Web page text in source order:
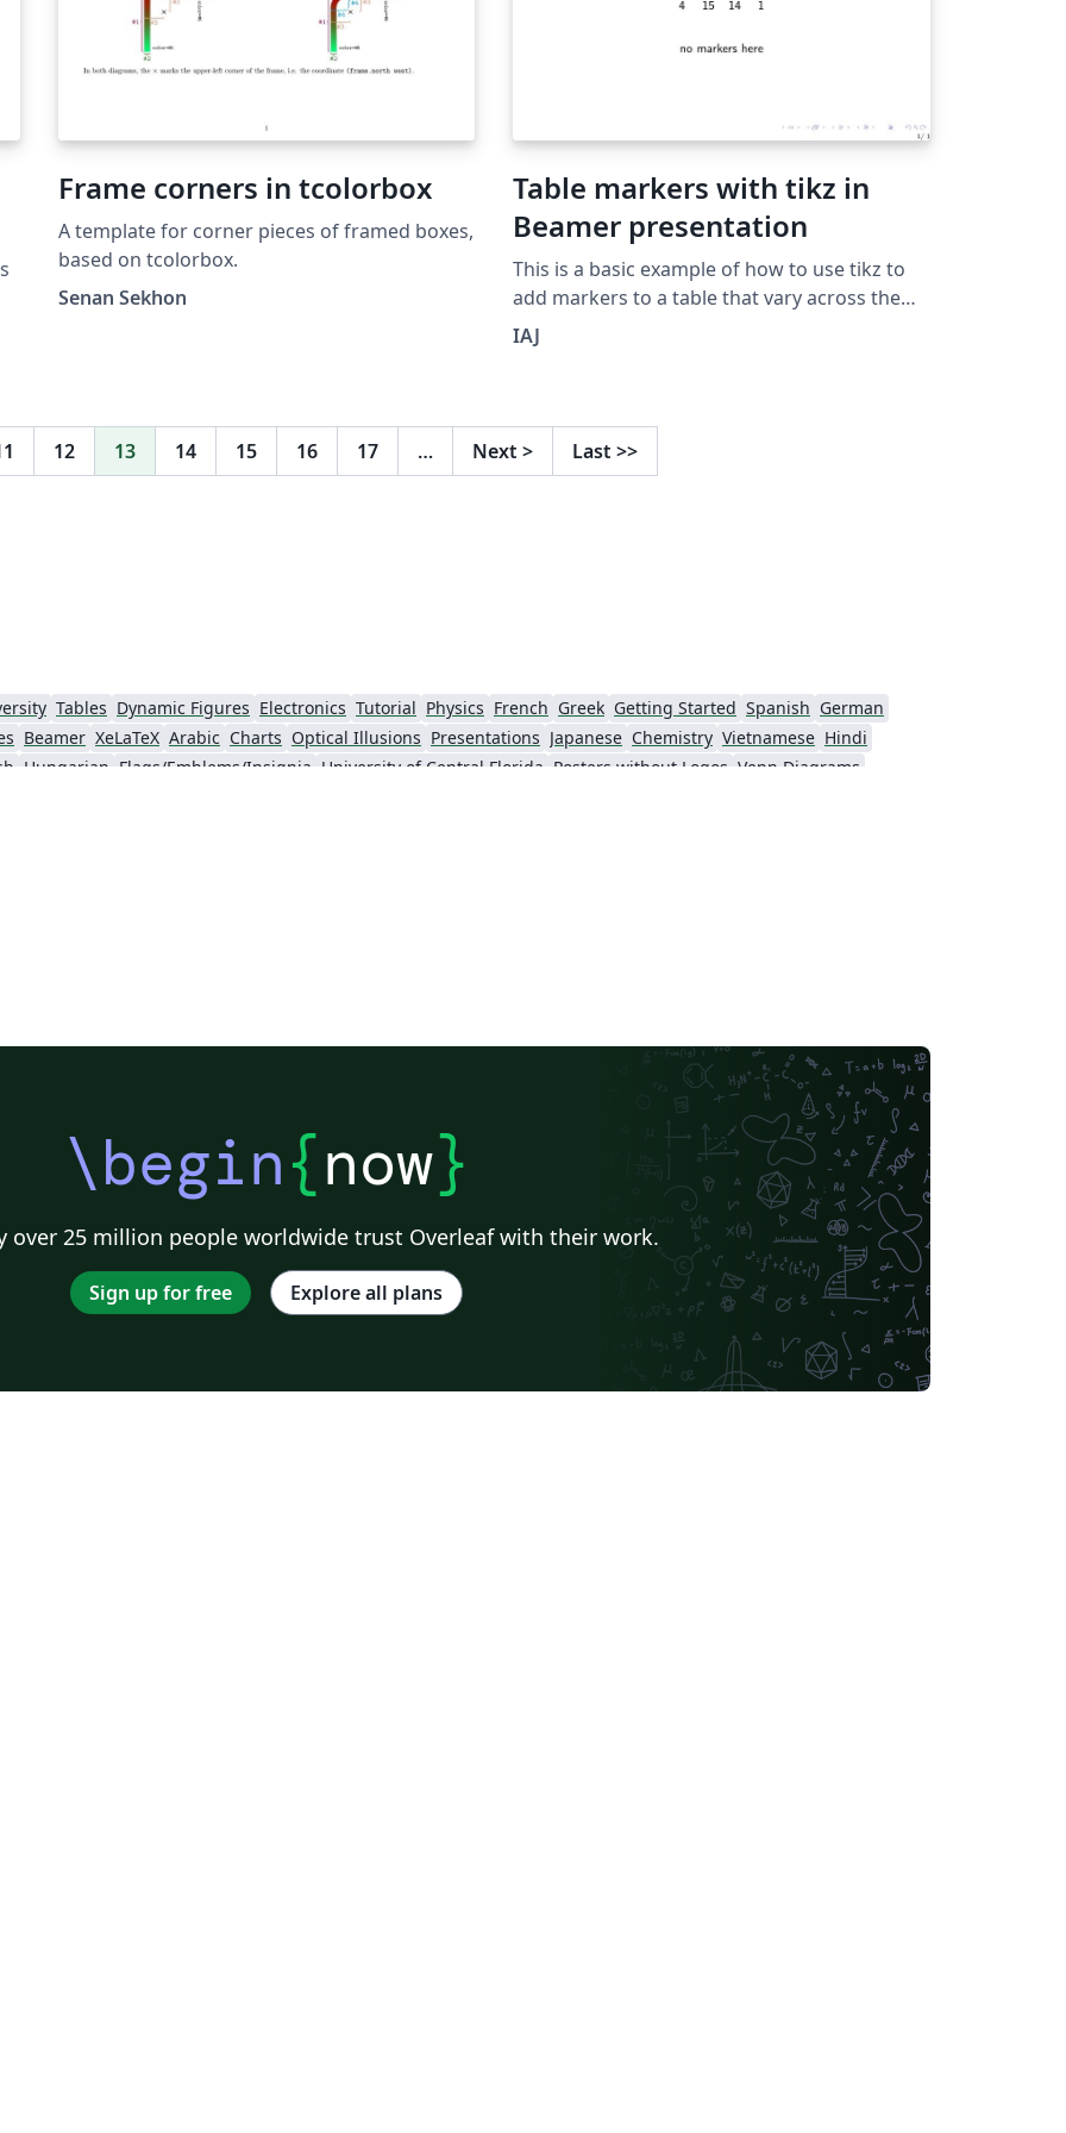
Frame corners in tcolorbox
A template for corner pieces of framed boxes,
based on tcolorbox.
Senan Sekhon
Table markers with tikz in
Beamer presentation
This is a basic example of how to use tikz to
add markers to a table that vary across the
different sliedes of a frame.
IAJ
12 13 14 15 16 17 … Next > Last >>
Tables Dynamic Figures Electronics Tutorial Physics French Greek Getting Started Spanish German
Beamer XeLaTeX Arabic Charts Optical Illusions Presentations Japanese Chemistry Vietnamese Hindi
Hungarian Flags/Emblems/Insignia University of Central Florida Posters without Logos Venn Diagrams
\begin{now}
over 25 million people worldwide trust Overleaf with their work.
Sign up for free Explore all plans